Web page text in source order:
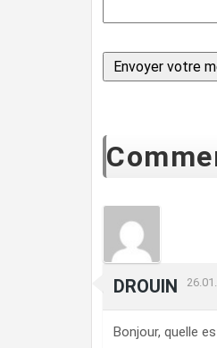
DROUIN
Bonjour, quelle